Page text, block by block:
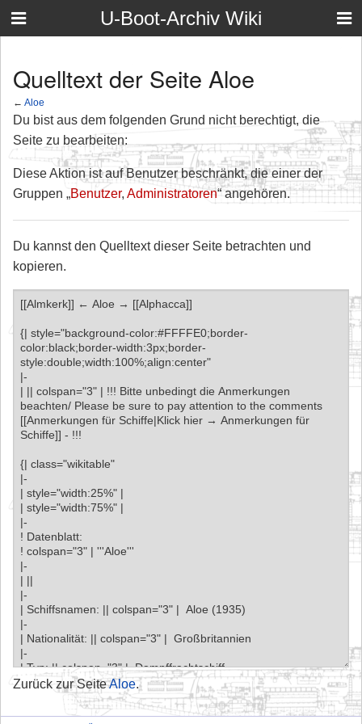
U-Boot-Archiv Wiki
Quelltext der Seite Aloe
← Aloe
Du bist aus dem folgenden Grund nicht berechtigt, die
Seite zu bearbeiten:
Diese Aktion ist auf Benutzer beschränkt, die einer der
Gruppen „Benutzer, Administratoren“ angehören.
Du kannst den Quelltext dieser Seite betrachten und
kopieren.
Zurück zur SeiteAloe.